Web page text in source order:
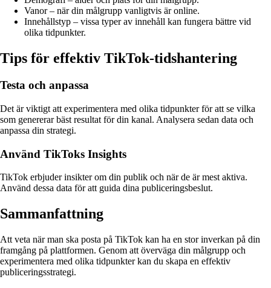
Vanor – när din målgrupp vanligtvis är online.
Innehållstyp – vissa typer av innehåll kan fungera bättre vid
olika tidpunkter.
Tips för effektiv TikTok-tidshantering
Testa och anpassa
Det är viktigt att experimentera med olika tidpunkter för att se vilka
som genererar bäst resultat för din kanal. Analysera sedan data och
anpassa din strategi.
Använd TikToks Insights
TikTok erbjuder insikter om din publik och när de är mest aktiva.
Använd dessa data för att guida dina publiceringsbeslut.
Sammanfattning
Att veta när man ska posta på TikTok kan ha en stor inverkan på din
framgång på plattformen. Genom att överväga din målgrupp och
experimentera med olika tidpunkter kan du skapa en effektiv
publiceringsstrategi.